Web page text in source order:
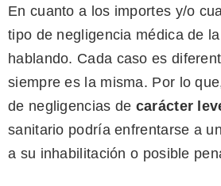
En cuanto a los importes y/o
tipo de negligencia médica de
hablando. Cada caso es
siempre es la misma. Por lo
de negligencias de carácter
sanitario podría enfrentarse a
a su inhabilitación o posible